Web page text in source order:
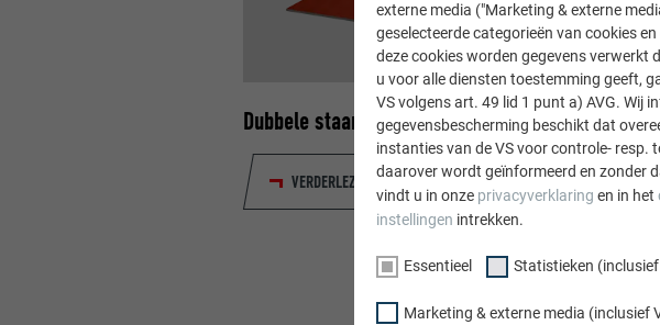
Dubbele staande fels - Trainingsvideo's
VERDERLEZEN
externe media ("Marketing & externe
geselecteerde categorieën van cookies
deze cookies worden gegevens verwerkt
u voor alle diensten toestemming geeft,
VS volgens art. 49 lid 1 punt a) AVG. Wij
gegevensbescherming beschikt dat
instanties van de VS voor controle- resp.
daarover wordt geïnformeerd en zonder
vindt u in onze privacyverklaring en in het
instellingen intrekken.
Essentieel Statistieken
Marketing & externe media (inclusief